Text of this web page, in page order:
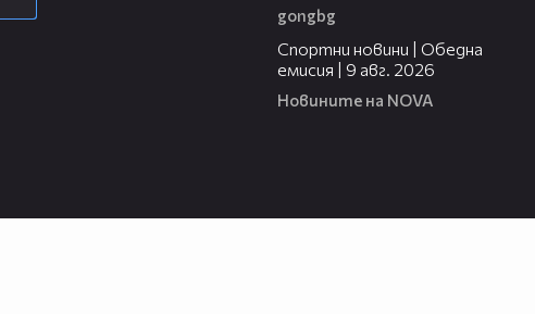
gongbg
Спортни новини | Обедна
емисия | 9 aвг. 2026
Новините на NOVA